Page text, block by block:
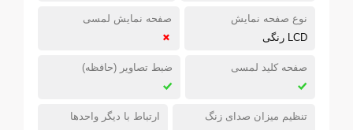
نوع صفحه نمایش
LCD رنگی
صفحه نمایش لمسی
صفحه کلید لمسی ضبط تصاویر (حافظه)
تنظیم میزان صدای زنگ ارتباط با دیگر واحدها